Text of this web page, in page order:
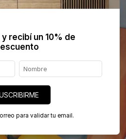
recibí un 10% de
para validar tu email.